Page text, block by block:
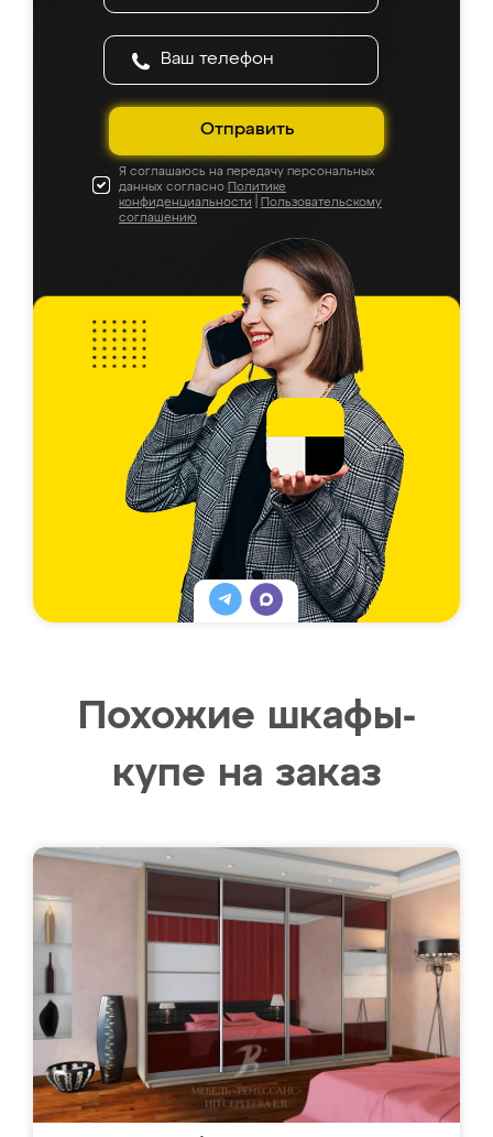
Отправить
Я соглашаюсь на передачу персональных
данных согласно Политике
конфиденциальности
Пользовательскому
соглашению
Похожие шкафы-
купе на заказ